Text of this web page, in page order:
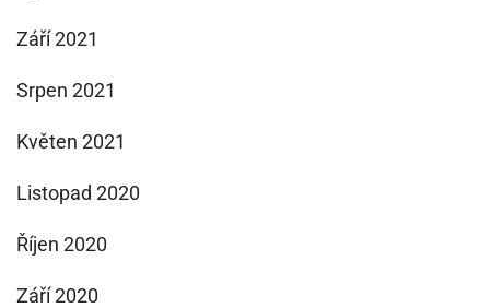
Září 2021
Srpen 2021
Květen 2021
Listopad 2020
Říjen 2020
Září 2020